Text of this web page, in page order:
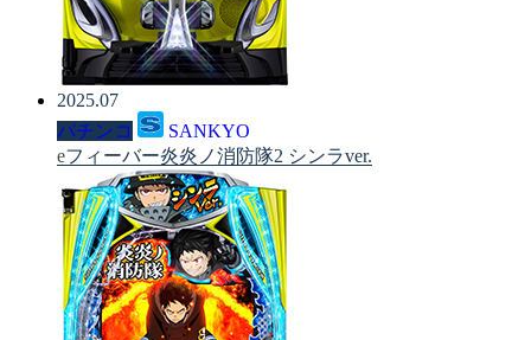
2025.07
パチンコ
SANKYO
eフィーバー炎炎ノ消防隊2 シンラver.